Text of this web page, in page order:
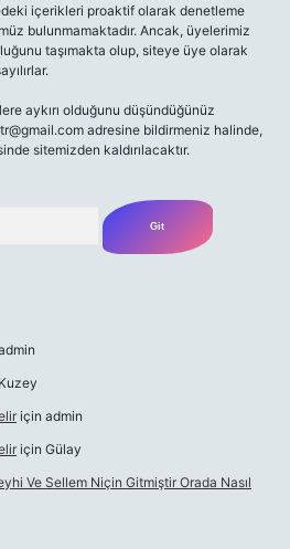
içerikleri proaktif olarak denetleme
bulunmamaktadır. Ancak, üyelerimiz
taşımakta olup, siteye üye olarak
aykırı olduğunu düşündüğünüz
adresine bildirmeniz halinde,
sitemizden kaldırılacaktır.
Kuzey
için admin
için Gülay
Ve Sellem Niçin Gitmiştir Orada Nasıl